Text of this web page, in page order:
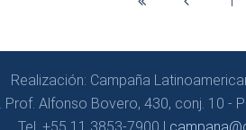
Realización: Campaña
Prof. Alfonso Bovero, 430, conj. 10 -
Tel. +55 11 3853-7900 |